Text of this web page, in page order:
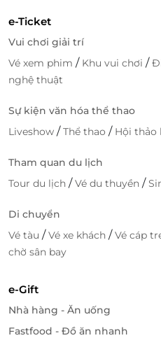
e-Ticket
Vui chơi giải trí
Vé xem phim / Khu vui chơi /
nghệ thuật
Sự kiện văn hóa thể thao
Liveshow /Thể thao / Hội thảo
Tham quan du lịch
Tour du lịch /Vé du thuyền /
Di chuyển
Vé tàu /Vé xe khách /Vé cáp
chờ sân bay
e-Gift
Nhà hàng - Ăn uống
Fastfood - Đồ ăn nhanh